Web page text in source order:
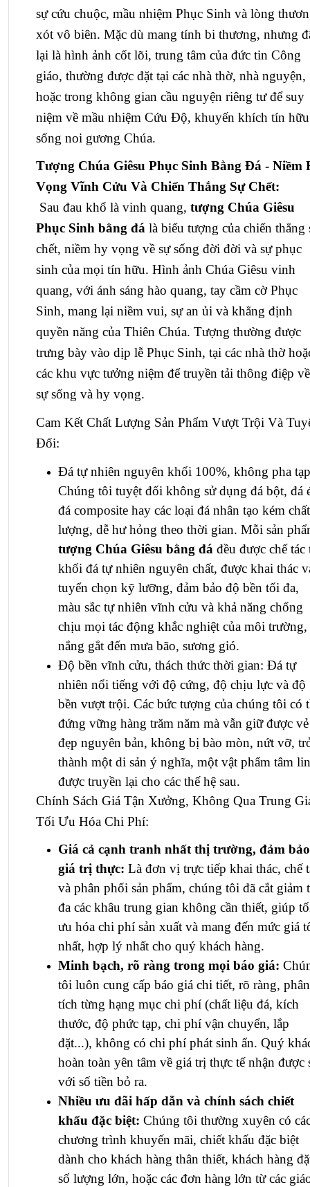
sự cứu chuộc, mầu nhiệm Phục Sinh và lòng
xót vô biên. Mặc dù mang tính bi thương, nhưng
lại là hình ảnh cốt lõi, trung tâm của đức tin Công
giáo, thường được đặt tại các nhà thờ, nhà nguyện,
hoặc trong không gian cầu nguyện riêng tư để suy
niệm về mầu nhiệm Cứu Độ, khuyến khích tín hữu
sống noi gương Chúa.
Tượng Chúa Giêsu Phục Sinh Bằng Đá - Niềm
Vọng Vĩnh Cửu Và Chiến Thắng Sự Chết:
Sau đau khổ là vinh quang, tượng Chúa Giêsu
Phục Sinh bằng đá là biểu tượng của chiến thắng
chết, niềm hy vọng về sự sống đời đời và sự phục
sinh của mọi tín hữu. Hình ảnh Chúa Giêsu vinh
quang, với ánh sáng hào quang, tay cầm cờ Phục
Sinh, mang lại niềm vui, sự an ủi và khẳng định
quyền năng của Thiên Chúa. Tượng thường được
trưng bày vào dịp lễ Phục Sinh, tại các nhà thờ
các khu vực tưởng niệm để truyền tải thông điệp về
sự sống và hy vọng.
Cam Kết Chất Lượng Sản Phẩm Vượt Trội Và
Đối:
Đá tự nhiên nguyên khối 100%, không pha
Chúng tôi tuyệt đối không sử dụng đá bột, đá
đá composite hay các loại đá nhân tạo kém chất
lượng, dễ hư hỏng theo thời gian. Mỗi sản
tượng Chúa Giêsu bằng đá đều được chế tác
khối đá tự nhiên nguyên chất, được khai thác
tuyển chọn kỹ lưỡng, đảm bảo độ bền tối đa,
màu sắc tự nhiên vĩnh cửu và khả năng chống
chịu mọi tác động khắc nghiệt của môi
nắng gắt đến mưa bão, sương gió.
Độ bền vĩnh cửu, thách thức thời gian: Đá tự
nhiên nổi tiếng với độ cứng, độ chịu lực và độ
bền vượt trội. Các bức tượng của chúng tôi có
đứng vững hàng trăm năm mà vẫn giữ được vẻ
đẹp nguyên bản, không bị bào mòn, nứt vỡ,
thành một di sản ý nghĩa, một vật phẩm tâm
được truyền lại cho các thế hệ sau.
Chính Sách Giá Tận Xưởng, Không Qua Trung
Tối Ưu Hóa Chi Phí:
Giá cả cạnh tranh nhất thị trường, đảm bảo
giá trị thực: Là đơn vị trực tiếp khai thác, chế
và phân phối sản phẩm, chúng tôi đã cắt giảm
đa các khâu trung gian không cần thiết, giúp
ưu hóa chi phí sản xuất và mang đến mức giá
nhất, hợp lý nhất cho quý khách hàng.
Minh bạch, rõ ràng trong mọi báo giá:
tôi luôn cung cấp báo giá chi tiết, rõ ràng, phân
tích từng hạng mục chi phí (chất liệu đá, kích
thước, độ phức tạp, chi phí vận chuyển, lắp
đặt...), không có chi phí phát sinh ẩn. Quý
hoàn toàn yên tâm về giá trị thực tế nhận được
với số tiền bỏ ra.
Nhiều ưu đãi hấp dẫn và chính sách chiết
khấu đặc biệt: Chúng tôi thường xuyên có
chương trình khuyến mãi, chiết khấu đặc biệt
dành cho khách hàng thân thiết, khách hàng
số lượng lớn, hoặc các đơn hàng lớn từ các